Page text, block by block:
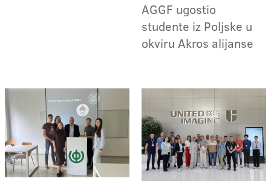
AGGF ugostio
studente iz Poljske u
okviru Akros alijanse